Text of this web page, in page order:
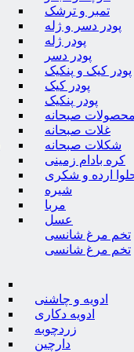
تمبر و ترشک
پودر دسر و ژله
پودر ژله
پودر دسر
پودر کیک و پنکیک
پودر کیک
پودر پنکیک
صبحانه
غلات صبحانه
شکلات صبحانه
کره بادام زمینی
ارده و شکری
شیره
مربا
عسل
تخم مرغ شانسی
تخم مرغ شانسی
ادویه و چاشنی
ادویه دکاری
زردچوبه
دارچین